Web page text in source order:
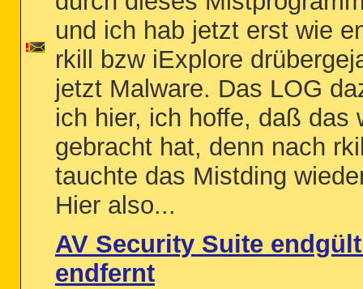
und ich hab jetzt erst wie
rkill bzw iExplore
jetzt Malware. Das LOG
ich hier, ich hoffe, daß das
gebracht hat, denn nach
tauchte das Mistding
Hier also...
AV Security Suite
endfernt